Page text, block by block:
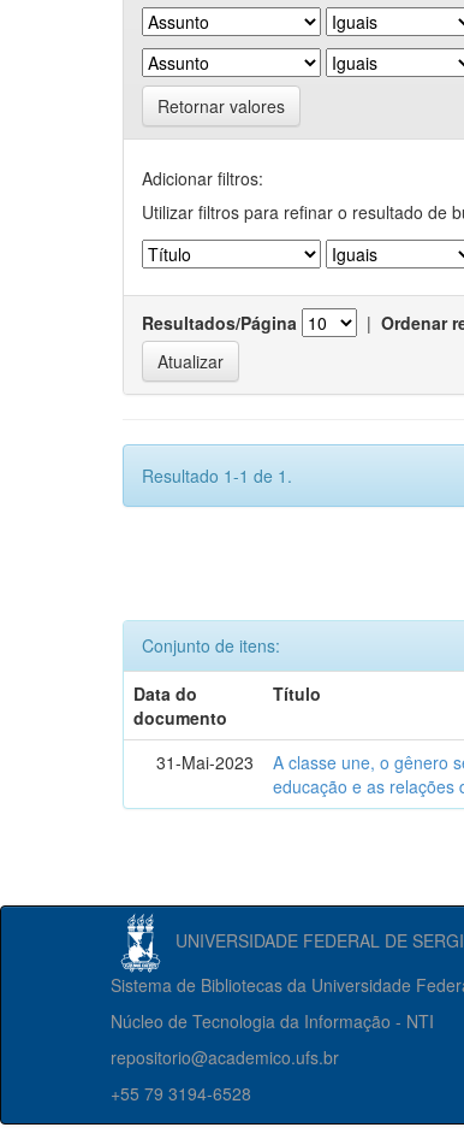
Retornar valores
Adicionar filtros:
Utilizar filtros para refinar o resultado de
Resultados/Página | Ordenar
Resultado 1-1 de 1.
Conjunto de itens:
Data do
documento
Título
31-Mai-2023
A classe une, o gênero
educação e as relações
UNIVERSIDADE FEDERAL DE
Sistema de Bibliotecas da Universidade
Núcleo de Tecnologia da Informação - NTI
repositorio@academico.ufs.br
+55 79 3194-6528